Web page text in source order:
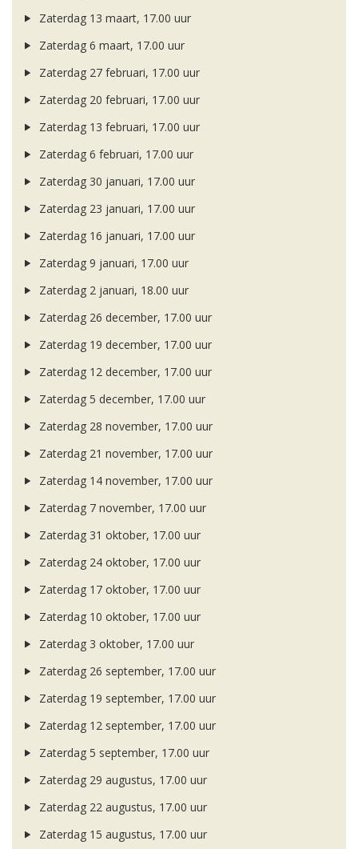
Zaterdag 13 maart, 17.00 uur
Zaterdag 6 maart, 17.00 uur
Zaterdag 27 februari, 17.00 uur
Zaterdag 20 februari, 17.00 uur
Zaterdag 13 februari, 17.00 uur
Zaterdag 6 februari, 17.00 uur
Zaterdag 30 januari, 17.00 uur
Zaterdag 23 januari, 17.00 uur
Zaterdag 16 januari, 17.00 uur
Zaterdag 9 januari, 17.00 uur
Zaterdag 2 januari, 18.00 uur
Zaterdag 26 december, 17.00 uur
Zaterdag 19 december, 17.00 uur
Zaterdag 12 december, 17.00 uur
Zaterdag 5 december, 17.00 uur
Zaterdag 28 november, 17.00 uur
Zaterdag 21 november, 17.00 uur
Zaterdag 14 november, 17.00 uur
Zaterdag 7 november, 17.00 uur
Zaterdag 31 oktober, 17.00 uur
Zaterdag 24 oktober, 17.00 uur
Zaterdag 17 oktober, 17.00 uur
Zaterdag 10 oktober, 17.00 uur
Zaterdag 3 oktober, 17.00 uur
Zaterdag 26 september, 17.00 uur
Zaterdag 19 september, 17.00 uur
Zaterdag 12 september, 17.00 uur
Zaterdag 5 september, 17.00 uur
Zaterdag 29 augustus, 17.00 uur
Zaterdag 22 augustus, 17.00 uur
Zaterdag 15 augustus, 17.00 uur